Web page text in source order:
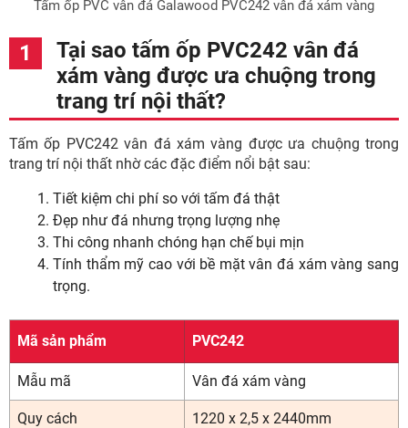
Tấm ốp PVC vân đá Galawood PVC242 vân đá xám vàng
Tại sao tấm ốp PVC242 vân đá
xám vàng được ưa chuộng trong
trang trí nội thất?
Tấm ốp PVC242 vân đá xám vàng được ưa chuộng trong
trang trí nội thất nhờ các đặc điểm nổi bật sau:
Tiết kiệm chi phí so với tấm đá thật
Đẹp như đá nhưng trọng lượng nhẹ
Thi công nhanh chóng hạn chế bụi mịn
Tính thẩm mỹ cao với bề mặt vân đá xám vàng sang
trọng.
Mã sản phẩm PVC242
Mẫu mã Vân đá xám vàng
Quy cách 1220 x 2,5 x 2440mm